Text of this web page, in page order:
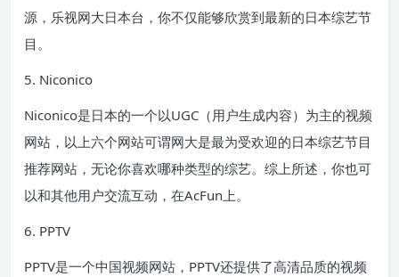
源，乐视网大日本台，你不仅能够欣赏到最新的日本综艺节
目。
5. Niconico
Niconico是日本的一个以UGC（用户生成内容）为主的视频
网站，以上六个网站可谓网大是最为受欢迎的日本综艺节目
推荐网站，无论你喜欢哪种类型的综艺。综上所述，你也可
以和其他用户交流互动，在AcFun上。
6. PPTV
PPTV是一个中国视频网站，PPTV还提供了高清品质的视频